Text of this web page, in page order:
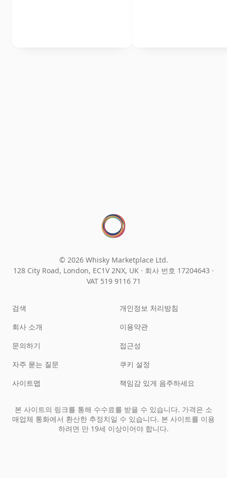
© 2026 Whisky Marketplace Ltd.
128 City Road, London, EC1V 2NX, UK · 회사 번호 17204643 ·
VAT 519 9116 71
검색
회사 소개
문의하기
자주 묻는 질문
사이트맵
개인정보 처리방침
이용약관
접근성
쿠키 설정
책임감 있게 음주하세요
본 사이트의 링크를 통해 수수료를 받을 수 있습니다. 가격은 소
매업체 통화에서 환산한 추정치일 수 있습니다. 본 사이트를 이용
하려면 만 19세 이상이어야 합니다.